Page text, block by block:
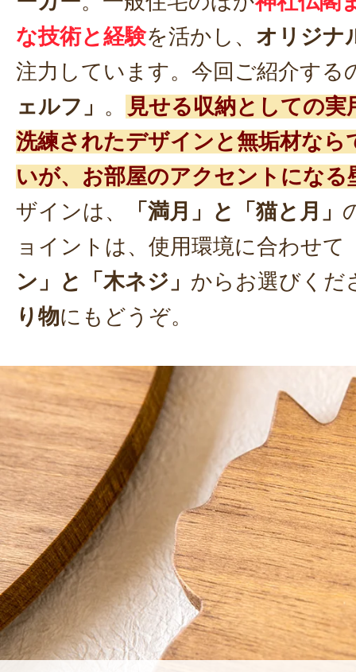
な技術と経験を活かし、 オリジナ
注力しています。今回ご紹介する
ェルフ」 。
見せる収納としての
洗練されたデザインと無垢材なら
いが、お部屋のアクセントになる
ザインは、
「満月」と「猫と月」
ョイントは、使用環境に合わせて
ン」と「木ネジ」 からお選びくだ
り物にもどうぞ。